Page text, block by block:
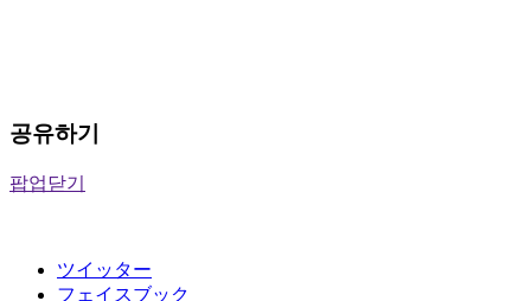
공유하기
팝업닫기
ツイッター
フェイスブック